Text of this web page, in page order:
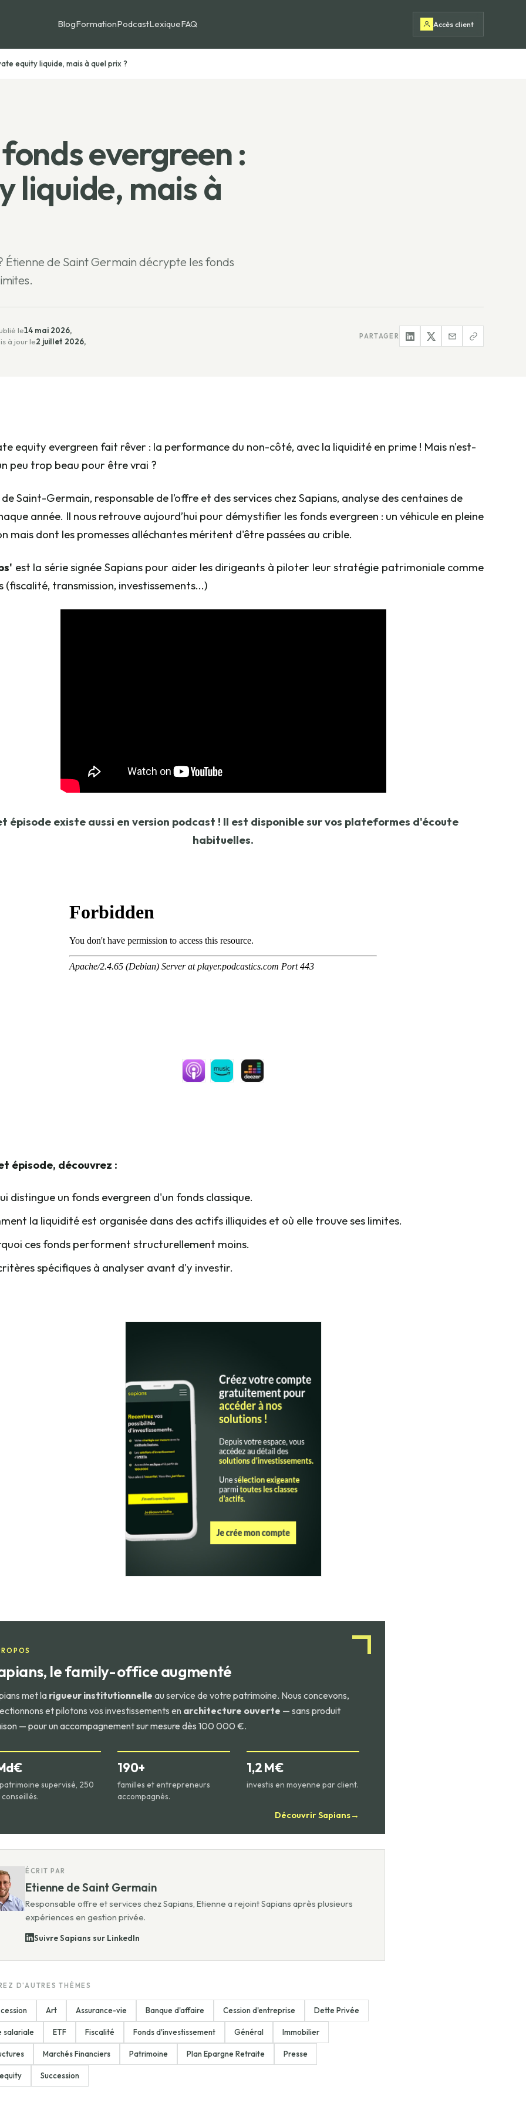
BlogFormationPodcastLexiqueFAQ Accès client
equity liquide, mais à quel prix ?
evergreen :
liquide, mais à
de Saint Germain décrypte les fonds
le14 mai 2026,
à jour le2 juillet 2026,
PARTAGER
equity evergreen fait rêver : la performance du non-côté, avec la liquidité en prime ! Mais n'est-
peu trop beau pour être vrai ?
Saint-Germain, responsable de l’offre et des services chez Sapians, analyse des centaines de
année. Il nous retrouve aujourd’hui pour démystifier les fonds evergreen : un véhicule en pleine
mais dont les promesses alléchantes méritent d'être passées au crible.
est la série signée Sapians pour aider les dirigeants à piloter leur stratégie patrimoniale comme
(fiscalité, transmission, investissements...)
épisode existe aussi en version podcast ! Il est disponible sur vos plateformes d'écoute
habituelles.
épisode, découvrez :
distingue un fonds evergreen d'un fonds classique.
la liquidité est organisée dans des actifs illiquides et où elle trouve ses limites.
ces fonds performent structurellement moins.
spécifiques à analyser avant d'y investir.
le family-office augmenté
met la rigueur institutionnelle au service de votre patrimoine. Nous concevons,
et pilotons vos investissements en architecture ouverte — sans produit
— pour un accompagnement sur mesure dès 100 000 €.
supervisé, 250
190+
familles et entrepreneurs
accompagnés.
1,2 M€
investis en moyenne par client.
Découvrir Sapians→
ÉCRIT PAR
Etienne de Saint Germain
Responsable offre et services chez Sapians, Etienne a rejoint Sapians après plusieurs
expériences en gestion privée.
Suivre Sapians sur LinkedIn
D'AUTRES THÈMES
Art Assurance-vie Banque d'affaire Cession d'entreprise Dette Privée
salariale ETF Fiscalité Fonds d'investissement Général Immobilier
Marchés Financiers Patrimoine Plan Epargne Retraite Presse
Succession